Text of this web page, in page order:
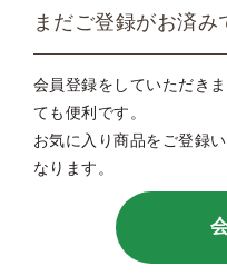
まだご登録がお済み
会員登録をしていただき
ても便利です。
お気に入り商品をご登録
なります。